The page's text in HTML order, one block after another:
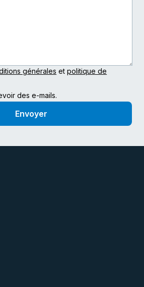
générales et politique de
des e-mails.
Envoyer